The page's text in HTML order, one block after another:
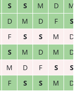
S S M D
M
D M D F
S
F S S M
D
S M D M
D
M D F S
S
F S S M D